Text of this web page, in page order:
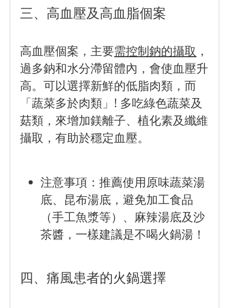
三、高血壓及高血脂個案
高血壓個案，主要需控制鈉的攝取 ，
過多鈉和水分滯留體內，會使血壓升
高。可以選擇新鮮的低脂肉類，而
「蔬菜多於肉類」! 多吃綠色蔬菜及
菇類，來增加鎂離子、植化素及纖維
攝取，有助於穩定血壓。
注意事項：推薦使用原味蔬菜湯
底、昆布湯底，避免加工食品
（手工魚漿等）、麻辣湯底及沙
茶醬，一樣建議是不喝火鍋湯！
四、痛風患者的火鍋選擇